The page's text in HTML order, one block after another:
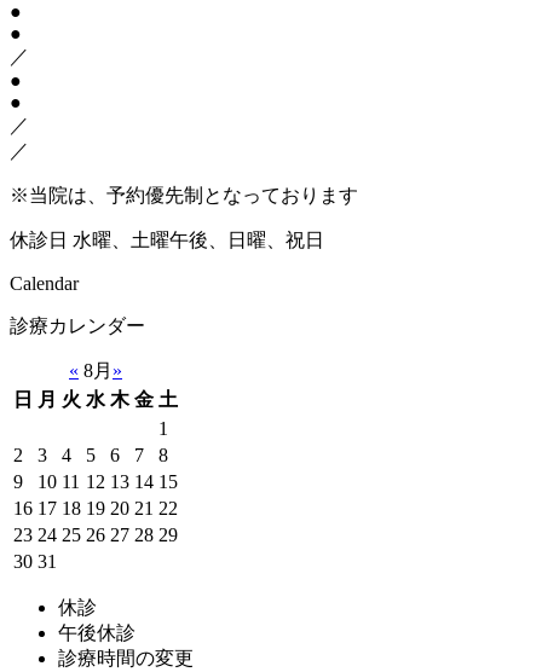
●
●
／
●
●
／
／
※当院は、予約優先制となっております
休診日 水曜、土曜午後、日曜、祝日
Calendar
診療カレンダー
« 8月 »
日
月 火 水 木 金 土
1
2
3 4 5 6 7
8
9
10 11 12 13 14 15
16 17 18 19 20 21 22
23 24 25 26 27 28 29
30 31
休診
午後休診
診療時間の変更